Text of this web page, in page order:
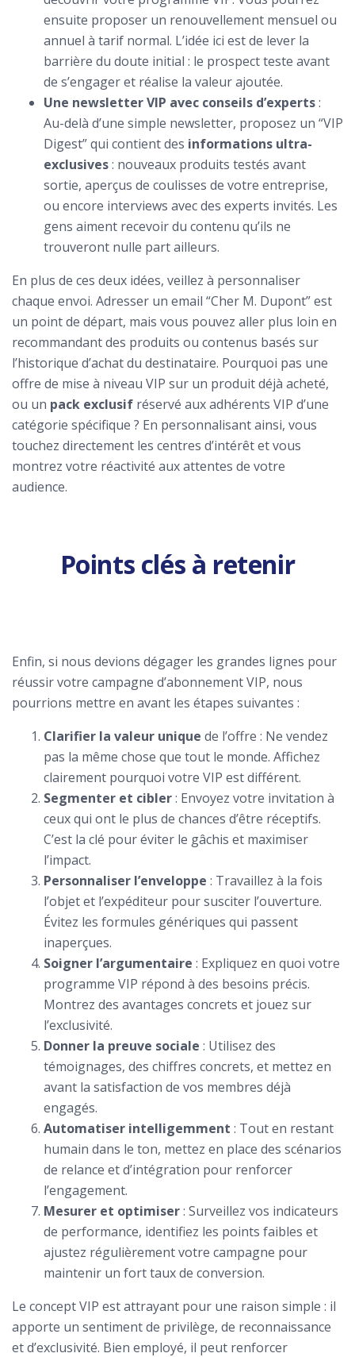
ensuite proposer un renouvellement mensuel ou
annuel à tarif normal. L’idée ici est de lever la
barrière du doute initial : le prospect teste avant
de s’engager et réalise la valeur ajoutée.
Une newsletter VIP avec conseils d’experts:
Au-delà d’une simple newsletter, proposez un “VIP
Digest” qui contient des informations ultra-
exclusives: nouveaux produits testés avant
sortie, aperçus de coulisses de votre entreprise,
ou encore interviews avec des experts invités. Les
gens aiment recevoir du contenu qu’ils ne
trouveront nulle part ailleurs.
En plus de ces deux idées, veillez à personnaliser
chaque envoi. Adresser un email “Cher M. Dupont” est
un point de départ, mais vous pouvez aller plus loin en
recommandant des produits ou contenus basés sur
l’historique d’achat du destinataire. Pourquoi pas une
offre de mise à niveau VIP sur un produit déjà acheté,
ou un pack exclusif réservé aux adhérents VIP d’une
catégorie spécifique ? En personnalisant ainsi, vous
touchez directement les centres d’intérêt et vous
montrez votre réactivité aux attentes de votre
audience.
Points clés à retenir
Enfin, si nous devions dégager les grandes lignes pour
réussir votre campagne d’abonnement VIP, nous
pourrions mettre en avant les étapes suivantes :
Clarifier la valeur unique de l’offre : Ne vendez
pas la même chose que tout le monde. Affichez
clairement pourquoi votre VIP est différent.
Segmenter et cibler: Envoyez votre invitation à
ceux qui ont le plus de chances d’être réceptifs.
C’est la clé pour éviter le gâchis et maximiser
l’impact.
Personnaliser l’enveloppe : Travaillez à la fois
l’objet et l’expéditeur pour susciter l’ouverture.
Évitez les formules génériques qui passent
inaperçues.
Soigner l’argumentaire : Expliquez en quoi votre
programme VIP répond à des besoins précis.
Montrez des avantages concrets et jouez sur
l’exclusivité.
Donner la preuve sociale : Utilisez des
témoignages, des chiffres concrets, et mettez en
avant la satisfaction de vos membres déjà
engagés.
Automatiser intelligemment : Tout en restant
humain dans le ton, mettez en place des scénarios
de relance et d’intégration pour renforcer
l’engagement.
Mesurer et optimiser: Surveillez vos indicateurs
de performance, identifiez les points faibles et
ajustez régulièrement votre campagne pour
maintenir un fort taux de conversion.
Le concept VIP est attrayant pour une raison simple : il
apporte un sentiment de privilège, de reconnaissance
et d’exclusivité. Bien employé, il peut renforcer